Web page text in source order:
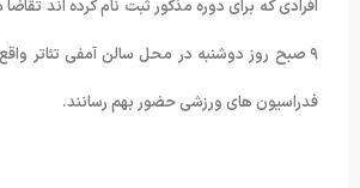
افرادی که برای دوره مذکور ثبت نام کرده اند
۹ صبح روز دوشنبه در محل سالن آمفی تئاتر
فدراسیون های ورزشی حضور بهم رسانند.